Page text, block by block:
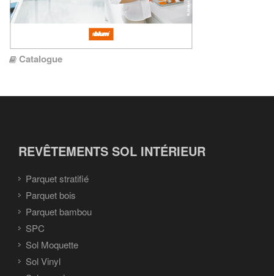
Catalogue
REVÊTEMENTS SOL INTÉRIEUR
Parquet stratifié
Parquet bois
Parquet bambou
SPC
Sol Moquette
Sol Vinyl